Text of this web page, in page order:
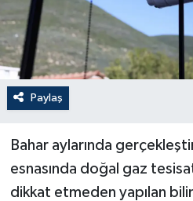
Paylaş
Bahar aylarında
esnasında doğal gaz
dikkat etmeden yapılan